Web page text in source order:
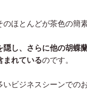
ほとんどが茶色の簡
し、さらに他の胡蝶
まれているのです。
ビジネスシーンでの